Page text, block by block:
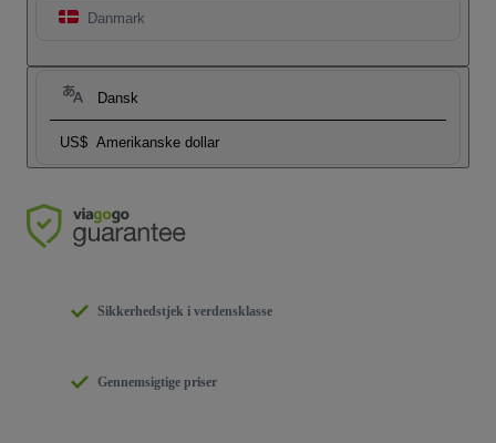
Danmark
Dansk
US$ Amerikanske dollar
Sikkerhedstjek i verdensklasse
Gennemsigtige priser